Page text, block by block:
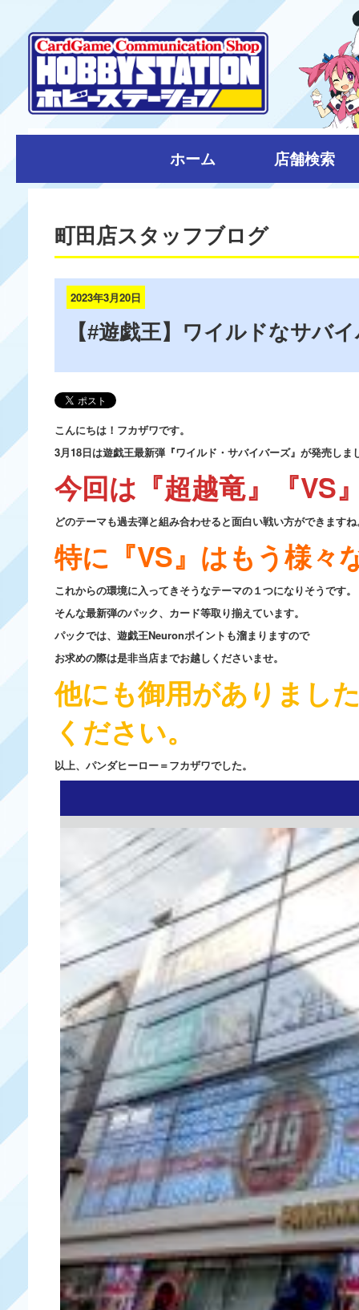
ホーム 店舗検索
町田店スタッフブログ
2023年3月20日
【#遊戯王】ワイルドなサバ
こんにちは！フカザワです。
3月18日は遊戯王最新弾『ワイルド・サバイバーズ』が発売しま
今回は『超越竜』『VS
どのテーマも過去弾と組み合わせると面白い戦い方ができます
特に『VS』はもう様々
これからの環境に入ってきそうなテーマの１つになりそうです。
そんな最新弾のパック、カード等取り揃えています。
パックでは、遊戯王Neuronポイントも溜まりますので
お求めの際は是非当店までお越しくださいませ。
他にも御用がありまし
ください。
以上、パンダヒーロー＝フカザワでした。